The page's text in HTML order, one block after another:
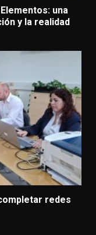
una
y la realidad
redes